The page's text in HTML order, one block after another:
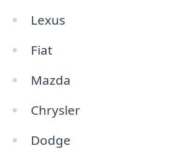
Lexus
Fiat
Mazda
Chrysler
Dodge